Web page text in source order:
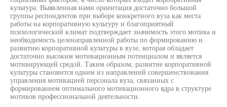
культура. Выявленная нами ориентация достаточно большой
группы респондентов при выборе конкретного вуза как места
работы на корпоративную культуру и благоприятный
психологический климат подтверждает значимость этого мотива и
необходимость целенаправленной работы по формированию и
развитию корпоративной культуры в вузе, которая обладает
достаточно высоким мотивационным потенциалом и является
мотивирующей средой. Таким образом, развитие корпоративной
культуры становится одним из направлений совершенствования
управления мотивацией персонала вуза, связанных с
формированием оптимального мотивационного ядра в структуре
мотивов профессиональной деятельности.